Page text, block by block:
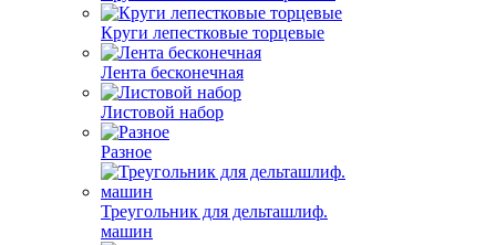
Круги лепестковые торцевые
Лента бесконечная
Листовой набор
Разное
Треугольник для дельташлиф.
машин